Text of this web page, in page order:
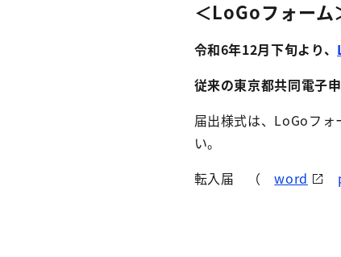
＜LoGoフォーム
令和6年12月下旬より、
従来の東京都共同電子
届出様式は、LoGoフ
い。
転入届 （word